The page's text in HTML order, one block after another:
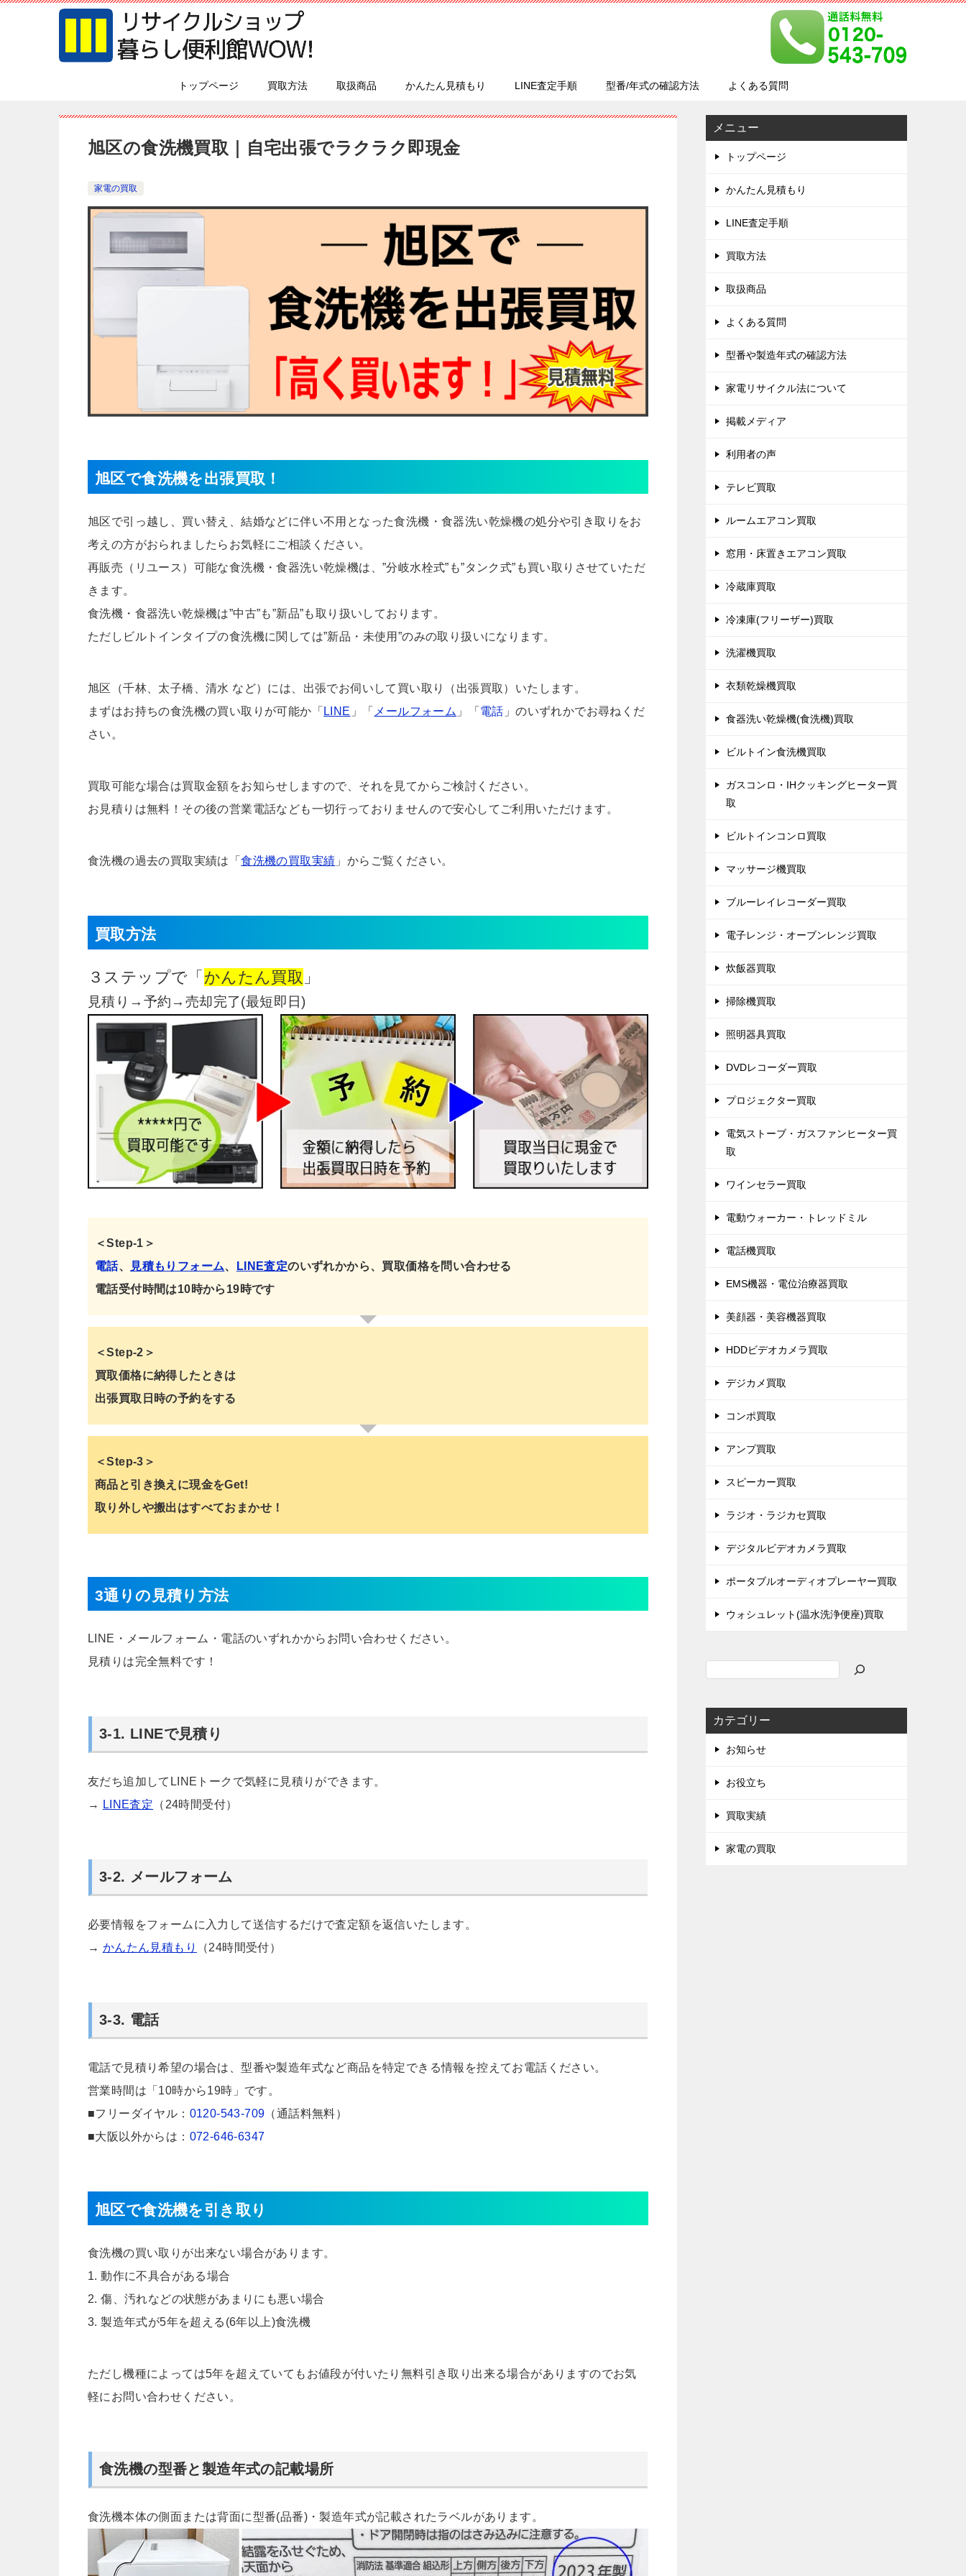
トップページ 買取方法 取扱商品 かんたん見積もり LINE査定手順 型番/年式の確認方法 よくある質問
旭区の食洗機買取｜自宅出張でラクラク即現金
家電の買取
旭区で食洗機を出張買取！
旭区で引っ越し、買い替え、結婚などに伴い不用となった食洗機・食器洗い乾燥機の処分や引き取りをお
考えの方がおられましたらお気軽にご相談ください。
再販売（リユース）可能な食洗機・食器洗い乾燥機は、”分岐水栓式”も”タンク式”も買い取りさせていただ
きます。
食洗機・食器洗い乾燥機は”中古”も”新品”も取り扱いしております。
ただしビルトインタイプの食洗機に関しては”新品・未使用”のみの取り扱いになります。
旭区（千林、太子橋、清水 など）には、出張でお伺いして買い取り（出張買取）いたします。
まずはお持ちの食洗機の買い取りが可能か「 LINE 」「 メールフォーム 」「 電話 」のいずれかでお尋ねくだ
さい。
買取可能な場合は買取金額をお知らせしますので、それを見てからご検討ください。
お見積りは無料！その後の営業電話なども一切行っておりませんので安心してご利用いただけます。
食洗機の過去の買取実績は「食洗機の買取実績 」からご覧ください。
買取方法
３ステップで「 かんたん買取 」
見積り→予約→売却完了(最短即日)
＜Step-1＞
電話、 見積もりフォーム、 LINE査定のいずれかから、買取価格を問い合わせる
電話受付時間は10時から19時です
＜Step-2＞
買取価格に納得したときは
出張買取日時の予約をする
＜Step-3＞
商品と引き換えに現金をGet!
取り外しや搬出はすべておまかせ！
3通りの見積り方法
LINE・メールフォーム・電話のいずれかからお問い合わせください。
見積りは完全無料です！
3-1. LINEで見積り
友だち追加してLINEトークで気軽に見積りができます。
→
LINE査定 （24時間受付）
3-2. メールフォーム
必要情報をフォームに入力して送信するだけで査定額を返信いたします。
→ かんたん見積もり （24時間受付）
3-3. 電話
電話で見積り希望の場合は、型番や製造年式など商品を特定できる情報を控えてお電話ください。
営業時間は「10時から19時」です。
■フリーダイヤル： 0120-543-709 （通話料無料）
■大阪以外からは： 072-646-6347
旭区で食洗機を引き取り
食洗機の買い取りが出来ない場合があります。
1. 動作に不具合がある場合
2. 傷、汚れなどの状態があまりにも悪い場合
3. 製造年式が5年を超える(6年以上)食洗機
ただし機種によっては5年を超えていてもお値段が付いたり無料引き取り出来る場合がありますのでお気
軽にお問い合わせください。
食洗機の型番と製造年式の記載場所
食洗機本体の側面または背面に型番(品番)・製造年式が記載されたラベルがあります。
メニュー
トップページ
かんたん見積もり
LINE査定手順
買取方法
取扱商品
よくある質問
型番や製造年式の確認方法
家電リサイクル法について
掲載メディア
利用者の声
テレビ買取
ルームエアコン買取
窓用・床置きエアコン買取
冷蔵庫買取
冷凍庫(フリーザー)買取
洗濯機買取
衣類乾燥機買取
食器洗い乾燥機(食洗機)買取
ビルトイン食洗機買取
ガスコンロ・IHクッキングヒーター買
取
ビルトインコンロ買取
マッサージ機買取
ブルーレイレコーダー買取
電子レンジ・オーブンレンジ買取
炊飯器買取
掃除機買取
照明器具買取
DVDレコーダー買取
プロジェクター買取
電気ストーブ・ガスファンヒーター買
取
ワインセラー買取
電動ウォーカー・トレッドミル
電話機買取
EMS機器・電位治療器買取
美顔器・美容機器買取
HDDビデオカメラ買取
デジカメ買取
コンポ買取
アンプ買取
スピーカー買取
ラジオ・ラジカセ買取
デジタルビデオカメラ買取
ポータブルオーディオプレーヤー買取
ウォシュレット(温水洗浄便座)買取
カテゴリー
お知らせ
お役立ち
買取実績
家電の買取